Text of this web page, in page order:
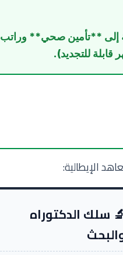
إلى **تأمين صحي** وراتب
الإيطالية:
🔬 سلك الدكتوراه